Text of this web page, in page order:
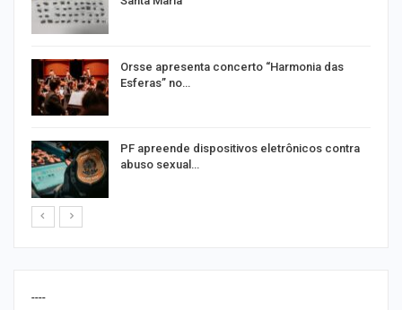
Orsse apresenta concerto “Harmonia das
Esferas” no…
PF apreende dispositivos eletrônicos contra
abuso sexual…
----